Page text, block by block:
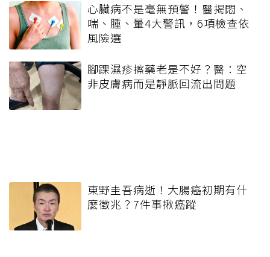
心臟病不是毫無預警！醫揭悶、
喘、腫、暈4大警訊，6項檢查依
風險選
腳踝濕疹擦藥老是不好？醫：空
非皮膚病而是靜脈回流出問題
東野圭吾病逝！大腸癌初期有什
麼徵兆？7件事揪癌蹤